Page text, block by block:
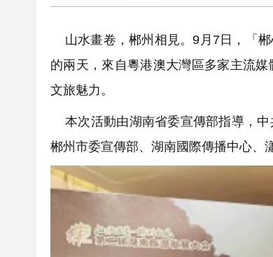
山水畫卷，郴州相見。9月7日，「
的兩天，來自粵港澳大灣區多家主流
文旅魅力。
本次活動由湖南省委宣傳部指導，中
郴州市委宣傳部、湖南國際傳播中心、